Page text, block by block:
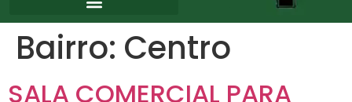
Bairro: Centro
SALA COMERCIAL PARA